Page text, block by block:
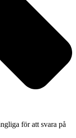
för att svara på